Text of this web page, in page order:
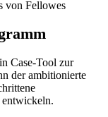
von Fellowes
Case-Tool zur
der ambitionierte